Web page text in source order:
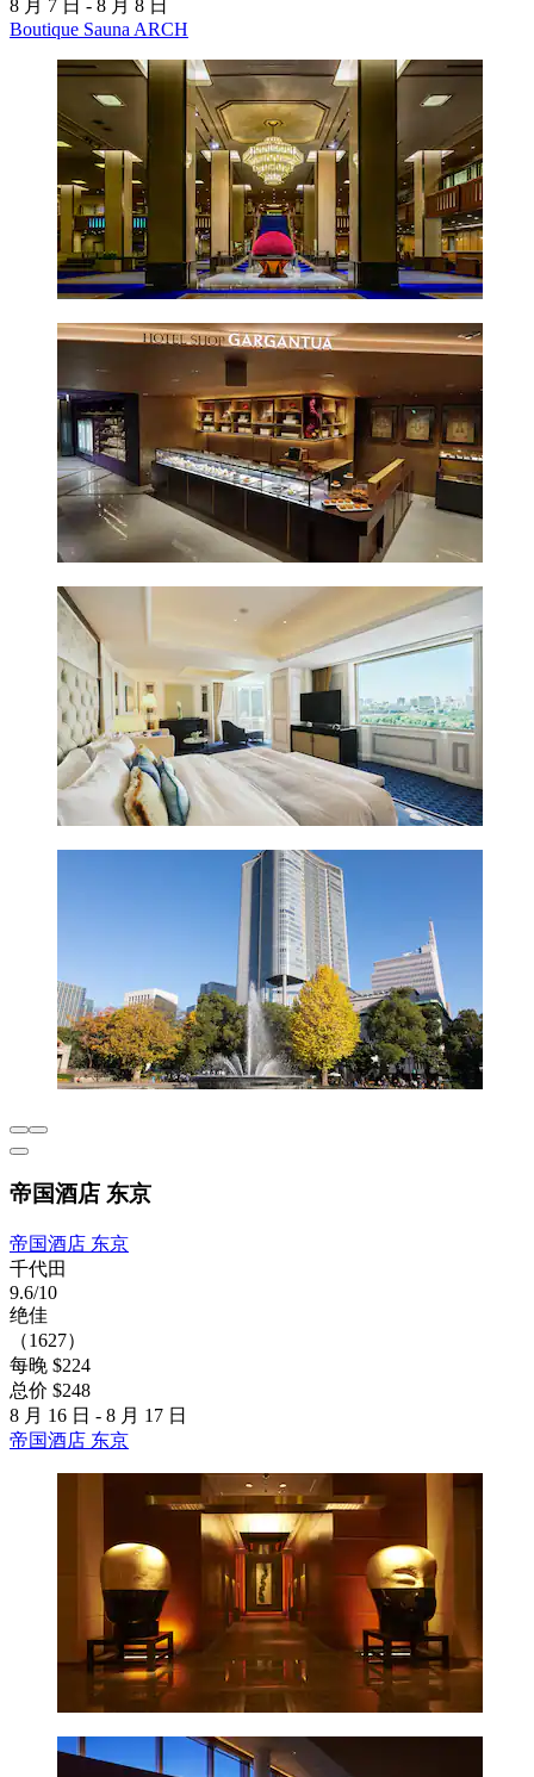
8 月 7 日 - 8 月 8 日
Boutique Sauna ARCH
帝国酒店 东京
帝国酒店 东京
千代田
9.6/10
绝佳
（1627）
每晚 $224
总价 $248
8 月 16 日 - 8 月 17 日
帝国酒店 东京